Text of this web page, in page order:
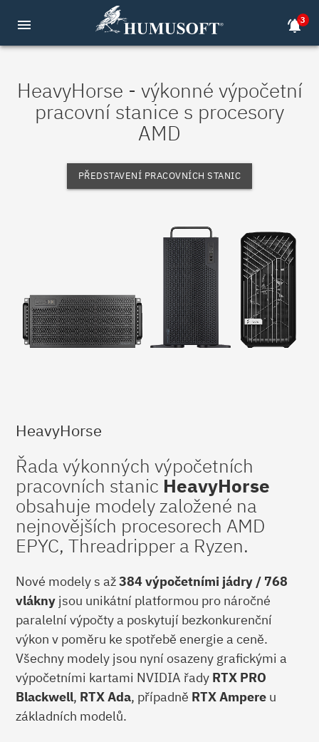
menu notifications_active3
HeavyHorse - výkonné výpočetní
pracovní stanice s procesory
AMD
PŘEDSTAVENÍ PRACOVNÍCH STANIC
HeavyHorse
Řada výkonných výpočetních
pracovních stanic HeavyHorse
obsahuje modely založené na
nejnovějších procesorech AMD
EPYC, Threadripper a Ryzen.
Nové modely s až384 výpočetními jádry / 768
vlákny jsou unikátní platformou pro náročné
paralelní výpočty a poskytují bezkonkurenční
výkon v poměru ke spotřebě energie a ceně.
Všechny modely jsou nyní osazeny grafickými a
výpočetními kartami NVIDIA řady RTX PRO
Blackwell, RTX Ada, případně RTX Ampere u
základních modelů.